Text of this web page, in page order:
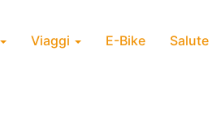
Viaggi E-Bike Salute